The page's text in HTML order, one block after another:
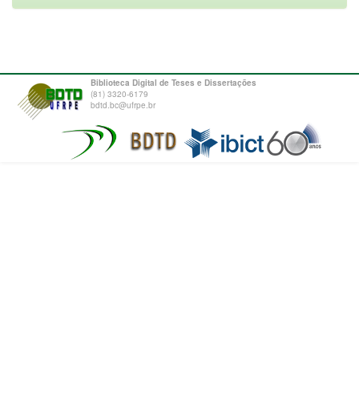
Biblioteca Digital de Teses e Dissertações
(81) 3320-6179
bdtd.bc@ufrpe.br